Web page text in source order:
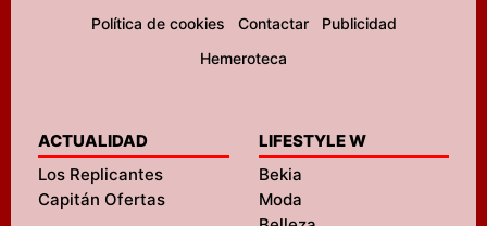
Política de cookies
Contactar
Publicidad
Hemeroteca
ACTUALIDAD
Los Replicantes
Capitán Ofertas
LIFESTYLE W
Bekia
Moda
Belleza